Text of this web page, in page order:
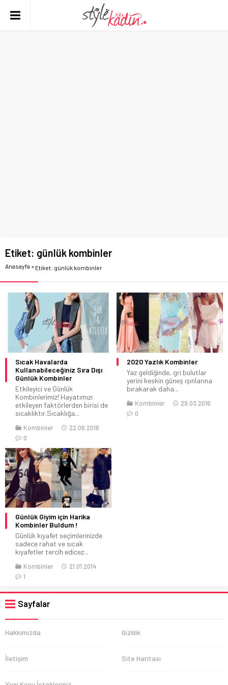
Etiket: günlük kombinler
Anasayfa » Etiket: günlük kombinler
Sıcak Havalarda
Kullanabileceğiniz Sıra Dışı
Günlük Kombinler
Etkileyici ve Günlük
Kombinlerimiz! Hayatımızı
etkileyen faktörlerden birisi de
sıcaklıktır.Sıcaklığa...
Kombinler
22.06.2016
0
2020 Yazlık Kombinler
Yaz geldiğinde, gri bulutlar
yerini keskin güneş ışınlarına
bırakarak daha...
Kombinler
29.03.2016
0
Günlük Giyim için Harika
Kombinler Buldum !
Günlük kıyafet seçimlerinizde
sadece rahat ve sıcak
kıyafetler tercih edicez...
Kombinler
21.01.2014
1
Sayfalar
Hakkımızda Gizlilik
İletişim Site Haritası